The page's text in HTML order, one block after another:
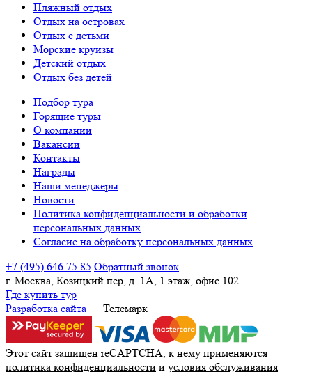
Пляжный отдых
Отдых на островах
Отдых с детьми
Морские круизы
Детский отдых
Отдых без детей
Подбор тура
Горящие туры
О компании
Вакансии
Контакты
Награды
Наши менеджеры
Новости
Политика конфиденциальности и обработки
персональных данных
Согласие на обработку персональных данных
+7 (495) 646 75 85 Обратный звонок
г. Москва, Козицкий пер, д. 1А, 1 этаж, офис 102.
Где купить тур
Разработка сайта— Телемарк
Этот сайт защищен reCAPTCHA, к нему применяются
политика конфиденциальности и условия обслуживания